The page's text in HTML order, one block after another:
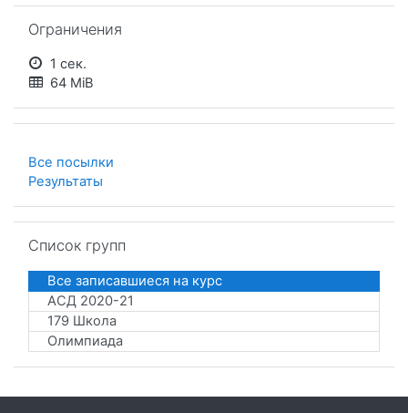
Ограничения
1 сек.
64 MiB
Все посылки
Результаты
Список групп
Все записавшиеся на курс
АСД 2020-21
179 Школа
Олимпиада